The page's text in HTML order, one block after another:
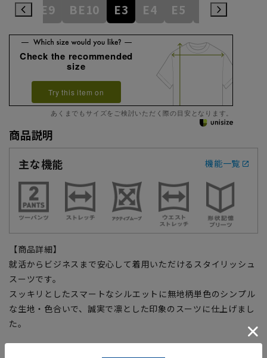
BE9 BE10 E3 E4 E5 E6
Check the recommended
size
Try this item on
あくまでもサイズをご検討いただく際の目安となります。
商品説明
主な機能
機能一覧
【商品詳細】
就活からビジネスまで安心して着用いただけるスタイリッシュ
スーツです。
スッキリとしたスマートなシルエットに無地柄単色のシンプル
な生地・色合いで、誠実で凛とした印象のスーツに仕上げまし
た。